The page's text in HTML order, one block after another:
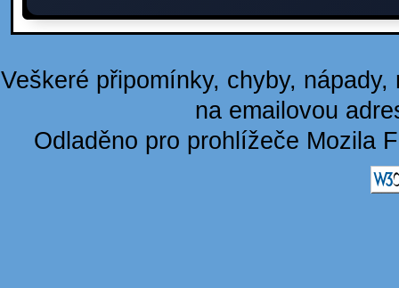
Veškeré připomínky, chyby,
na emailovou
Odladěno pro prohlížeče Mozila